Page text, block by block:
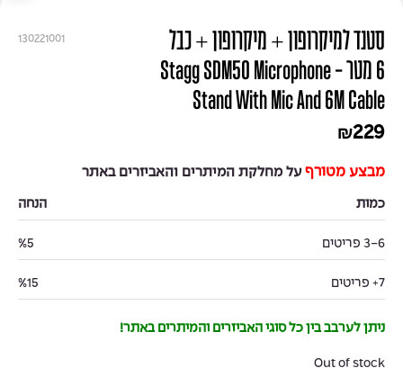
130221001
סטנד למיקרופון + מיקרופון + כבל
6 מטר - Stagg SDM50 Microphone
Stand With Mic And 6M Cable
₪229
מבצע מטורף על מחלקת המיתרים והאביזרים באתר
כמות הנחה
3-6 פריטים %5
7+ פריטים %15
ניתן לערבב בין כל סוגי האביזרים והמיתרים באתר!
Out of stock